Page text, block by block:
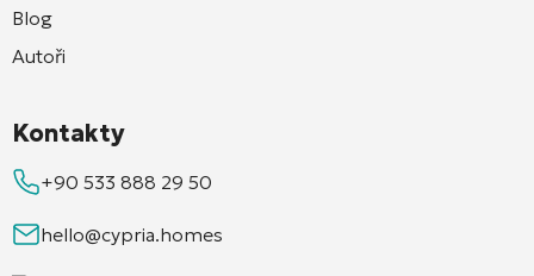
Blog
Autoři
Kontakty
+90 533 888 29 50
hello@cypria.homes